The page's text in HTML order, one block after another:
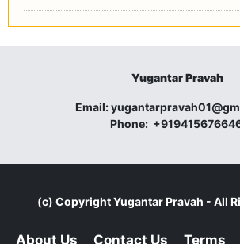
Yugantar Pravah
Email:
Phone:
(c) CopyrightYugantar Pravah - All
About Us Contact Us Terms